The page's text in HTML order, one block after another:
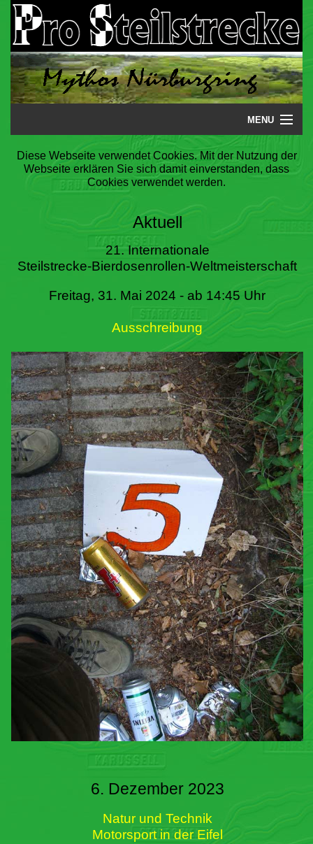
MENU
Startseite
Steilstrecke
Literatur
Termine
Diese Webseite verwendet Cookies. Mit der Nutzung der
Webseite erklären Sie sich damit einverstanden, dass
Cookies verwendet werden.
Aktuell
21. Internationale
Steilstrecke-Bierdosenrollen-Weltmeisterschaft
Freitag, 31. Mai 2024 - ab 14:45 Uhr
Ausschreibung
6. Dezember 2023
Natur und Technik
Motorsport in der Eifel